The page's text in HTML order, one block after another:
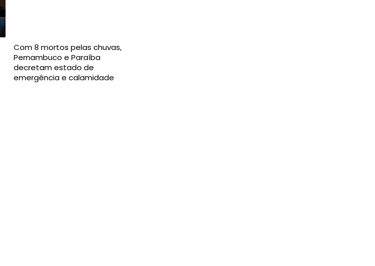
Com 8 mortos pelas chuvas,
Pernambuco e Paraíba
decretam estado de
emergência e calamidade